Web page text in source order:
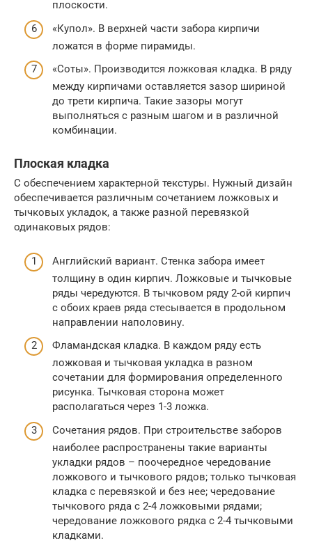
плоскости.
«Купол». В верхней части забора кирпичи
ложатся в форме пирамиды.
«Соты». Производится ложковая кладка. В ряду
между кирпичами оставляется зазор шириной
до трети кирпича. Такие зазоры могут
выполняться с разным шагом и в различной
комбинации.
Плоская кладка
С обеспечением характерной текстуры. Нужный дизайн
обеспечивается различным сочетанием ложковых и
тычковых укладок, а также разной перевязкой
одинаковых рядов:
Английский вариант. Стенка забора имеет
толщину в один кирпич. Ложковые и тычковые
ряды чередуются. В тычковом ряду 2-ой кирпич
с обоих краев ряда стесывается в продольном
направлении наполовину.
Фламандская кладка. В каждом ряду есть
ложковая и тычковая укладка в разном
сочетании для формирования определенного
рисунка. Тычковая сторона может
располагаться через 1-3 ложка.
Сочетания рядов. При строительстве заборов
наиболее распространены такие варианты
укладки рядов – поочередное чередование
ложкового и тычкового рядов; только тычковая
кладка с перевязкой и без нее; чередование
тычкового ряда с 2-4 ложковыми рядами;
чередование ложкового рядка с 2-4 тычковыми
кладками.